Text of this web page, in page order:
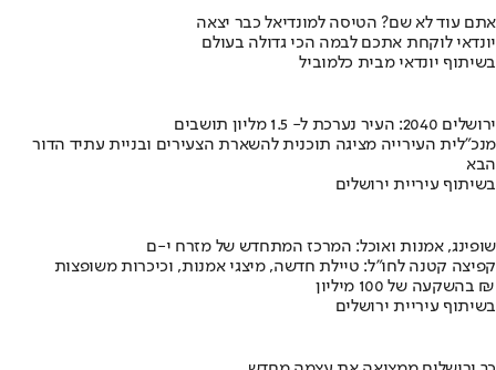
אתם עוד לא שם? הטיסה למונדיאל כבר יצאה
יונדאי לוקחת אתכם לבמה הכי גדולה בעולם
בשיתוף יונדאי מבית כלמוביל
ירושלים 2040: העיר נערכת ל- 1.5 מליון תושבים
מנכ"לית העירייה מציגה תוכנית להשארת הצעירים ובניית עתיד הדור
הבא
בשיתוף עיריית ירושלים
שופינג, אמנות ואוכל: המרכז המתחדש של מזרח י-ם
קפיצה קטנה לחו"ל: טיילת חדשה, מיצגי אמנות, וכיכרות משופצות
בהשקעה של 100 מיליון ₪
בשיתוף עיריית ירושלים